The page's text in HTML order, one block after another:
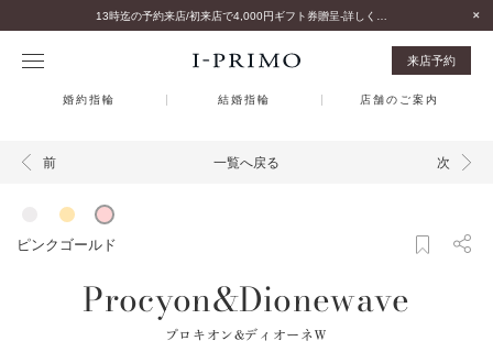
来店予約
婚約指輪 結婚指輪 店舗のご案内
前 一覧へ戻る 次
ピンクゴールド
Procyon&Dionewave
プロキオン&ディオーネＷ